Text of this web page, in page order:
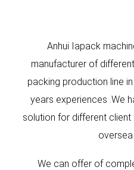
Anhui Iapack
manufacturer of
packing production line
years experiences .We
solution for different
oversea
We can offer of